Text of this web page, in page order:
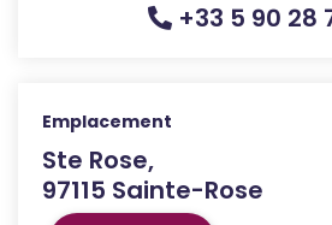
+33 5 90 28
Emplacement
Ste Rose,
97115 Sainte-Rose